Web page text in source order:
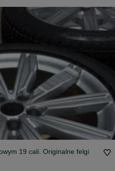
19 cali. Originalne felgi